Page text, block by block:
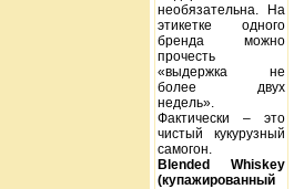
необязательна. На
этикетке одного
бренда можно
прочесть
«выдержка не
более двух
недель».
Фактически – это
чистый кукурузный
самогон.
Blended Whiskey
(купажированный